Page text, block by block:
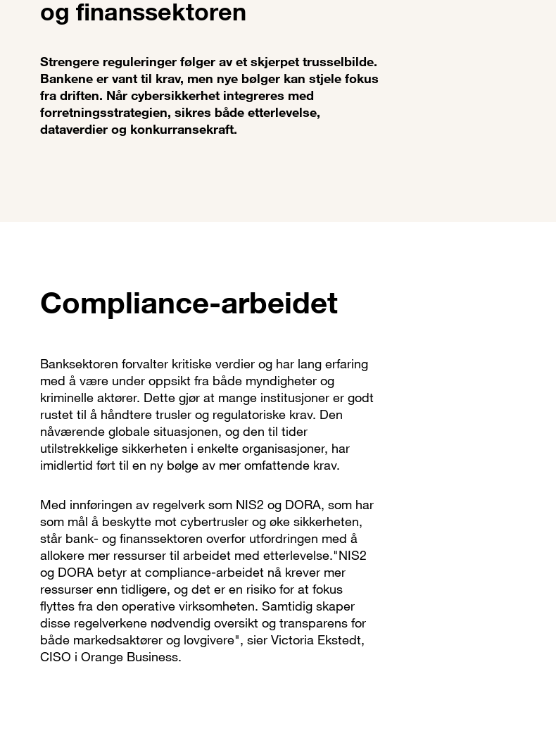
og finanssektoren
Strengere reguleringer følger av et skjerpet trusselbilde.
Bankene er vant til krav, men nye bølger kan stjele fokus
fra driften. Når cybersikkerhet integreres med
forretningsstrategien, sikres både etterlevelse,
dataverdier og konkurransekraft.
Compliance-arbeidet
Banksektoren forvalter kritiske verdier og har lang erfaring
med å være under oppsikt fra både myndigheter og
kriminelle aktører. Dette gjør at mange institusjoner er godt
rustet til å håndtere trusler og regulatoriske krav. Den
nåværende globale situasjonen, og den til tider
utilstrekkelige sikkerheten i enkelte organisasjoner, har
imidlertid ført til en ny bølge av mer omfattende krav.
Med innføringen av regelverk som NIS2 og DORA, som har
som mål å beskytte mot cybertrusler og øke sikkerheten,
står bank- og finanssektoren overfor utfordringen med å
allokere mer ressurser til arbeidet med etterlevelse."NIS2
og DORA betyr at compliance-arbeidet nå krever mer
ressurser enn tidligere, og det er en risiko for at fokus
flyttes fra den operative virksomheten. Samtidig skaper
disse regelverkene nødvendig oversikt og transparens for
både markedsaktører og lovgivere", sier Victoria Ekstedt,
CISO i Orange Business.